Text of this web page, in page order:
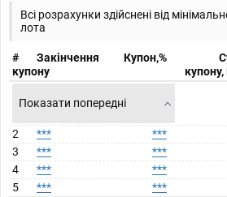
Всі розрахунки здійснені від
лота
#
Закінчення
купону
Купон,%
купону,
Показати попередні
2 *** ***
3
*** ***
4
*** ***
5
*** ***